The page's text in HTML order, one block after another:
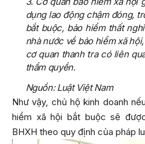
dụng lao động chậm đóng,
bắt buộc, bảo hiểm thất
nhà nước về bảo hiểm xã
cơ quan thanh tra có liên
thẩm quyền.
Nguồn: Luật Việt Nam
Như vậy, chủ hộ kinh doanh
hiểm xã hội bắt buộc sẽ
BHXH theo quy định của pháp